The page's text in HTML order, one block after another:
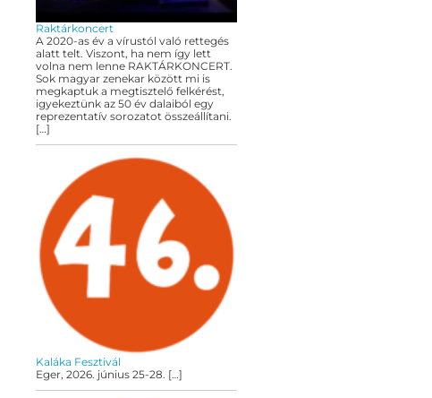
Raktárkoncert
A 2020-as év a vírustól való rettegés
alatt telt. Viszont, ha nem így lett
volna nem lenne RAKTÁRKONCERT.
Sok magyar zenekar között mi is
megkaptuk a megtisztelő felkérést,
igyekeztünk az 50 év dalaiból egy
reprezentatív sorozatot összeállítani.
[…]
Kaláka Fesztivál
Eger, 2026. június 25-28. […]